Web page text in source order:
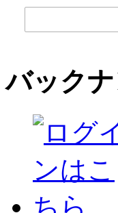
バック